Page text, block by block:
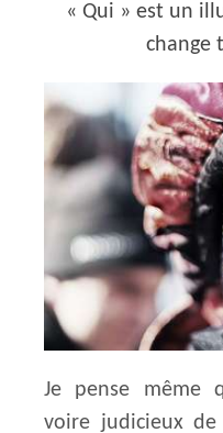
« Qui » est un
change
Je pense même
voire judicieux